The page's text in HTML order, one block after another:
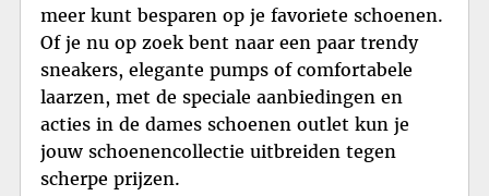
meer kunt besparen op je favoriete schoenen.
Of je nu op zoek bent naar een paar trendy
sneakers, elegante pumps of comfortabele
laarzen, met de speciale aanbiedingen en
acties in de dames schoenen outlet kun je
jouw schoenencollectie uitbreiden tegen
scherpe prijzen.